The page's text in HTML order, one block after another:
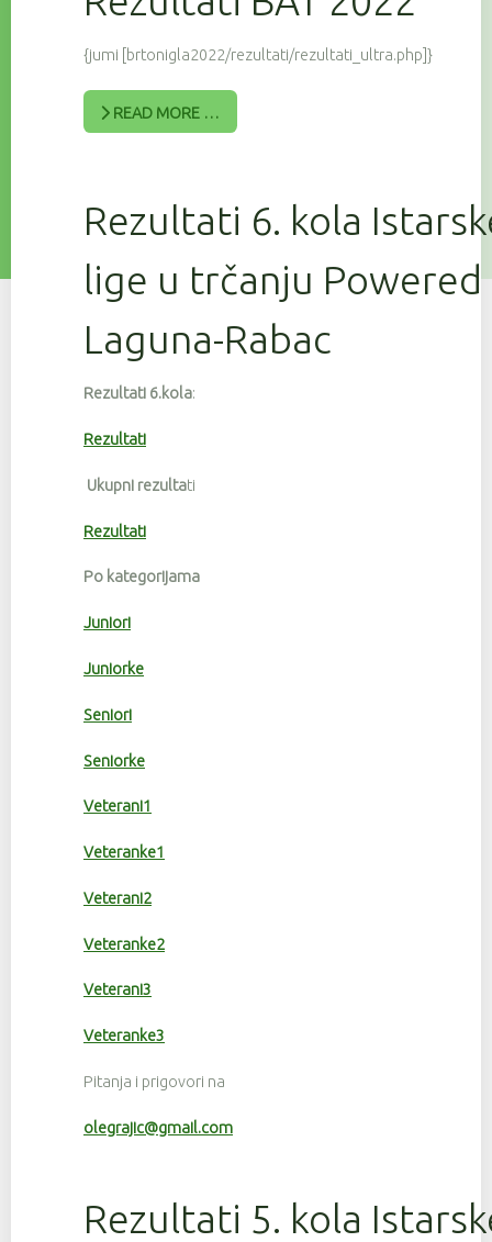
{jumi [brtonigla2022/rezultati/rezultati_ultra.php]}
READ MORE …
Rezultati 6. kola
lige u trčanju Powered
Laguna-Rabac
Rezultati 6.kola:
Rezultati
Ukupni rezultati
Rezultati
Po kategorijama
Juniori
Juniorke
Seniori
Seniorke
Veterani1
Veteranke1
Veterani2
Veteranke2
Veterani3
Veteranke3
Pitanja i prigovori na
olegrajic@gmail.com
Rezultati 5. kola